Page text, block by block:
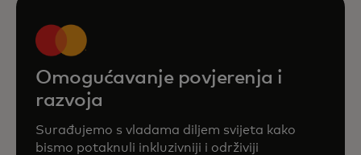
Omogućavanje povjerenja i
razvoja
Surađujemo s vladama diljem svijeta kako
bismo potaknuli inkluzivniji i održiviji